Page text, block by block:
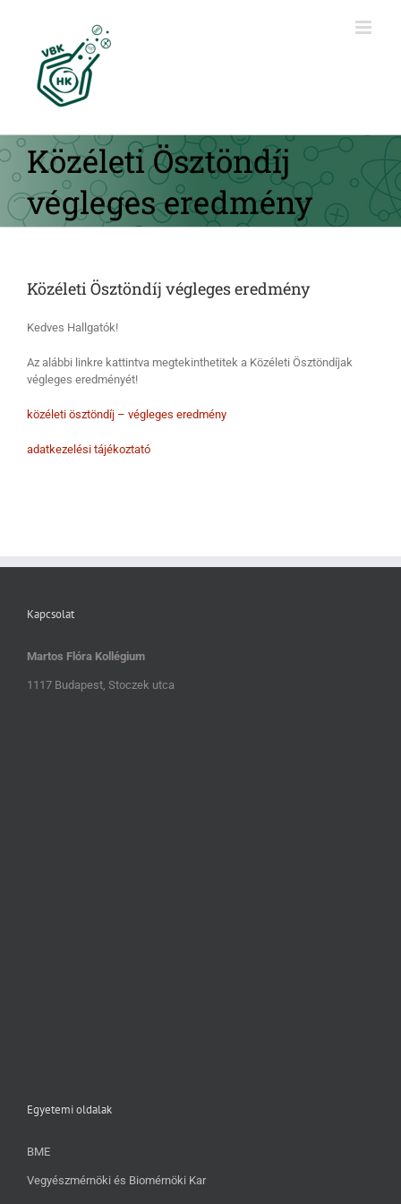
Közéleti Ösztöndíj
végleges eredmény
Közéleti Ösztöndíj végleges eredmény
Kedves Hallgatók!
Az alábbi linkre kattintva megtekinthetitek a Közéleti Ösztöndíjak
végleges eredményét!
közéleti ösztöndíj – végleges eredmény
adatkezelési tájékoztató
Kapcsolat
Martos Flóra Kollégium
1117 Budapest, Stoczek utca
Egyetemi oldalak
BME
Vegyészmérnöki és Biomérnöki Kar